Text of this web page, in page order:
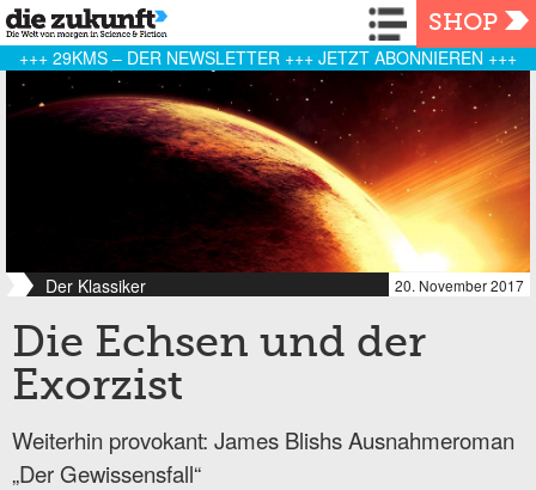
Navigation
SHOP
+++ 29KMS – DER NEWSLETTER +++ JETZT ABONNIEREN +++
Der Klassiker 20. November 2017
Die Echsen und der
Exorzist
Weiterhin provokant: James Blishs Ausnahmeroman
„Der Gewissensfall“